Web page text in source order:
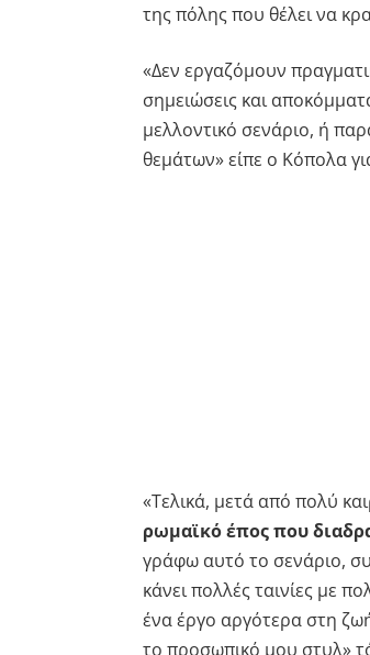
της πόλης που θέλει να
«Δεν εργαζόμουν
σημειώσεις και
μελλοντικό σενάριο, ή
θεμάτων» είπε ο Κόπολα
«Τελικά, μετά από πολύ
ρωμαϊκό έπος που
γράφω αυτό το σενάριο,
κάνει πολλές ταινίες με
ένα έργο αργότερα στη
το προσωπικό μου στυλ»